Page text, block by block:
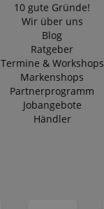
10 gute Gründe!
Wir über uns
Blog
Ratgeber
Termine & Workshops
Markenshops
Partnerprogramm
Jobangebote
Händler